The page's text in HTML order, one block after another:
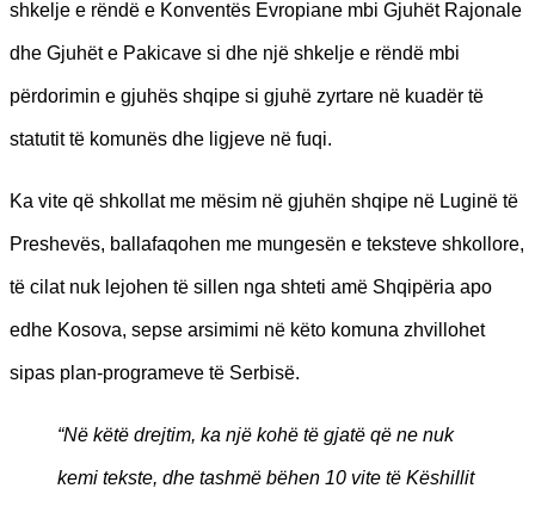
shkelje e rëndë e Konventës Evropiane mbi Gjuhët Rajonale
dhe Gjuhët e Pakicave si dhe një shkelje e rëndë mbi
përdorimin e gjuhës shqipe si gjuhë zyrtare në kuadër të
statutit të komunës dhe ligjeve në fuqi.
Ka vite që shkollat me mësim në gjuhën shqipe në Luginë të
Preshevës, ballafaqohen me mungesën e teksteve shkollore,
të cilat nuk lejohen të sillen nga shteti amë Shqipëria apo
edhe Kosova, sepse arsimimi në këto komuna zhvillohet
sipas plan-programeve të Serbisë.
“Në këtë drejtim, ka një kohë të gjatë që ne nuk
kemi tekste, dhe tashmë bëhen 10 vite të Këshillit